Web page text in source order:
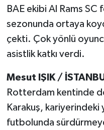
BAE ekibi Al Rams
sezonunda ortaya
çekti. Çok yönlü
asistlik katkı verdi.
Mesut IŞIK /
Rotterdam kentinde
Karakuş, kariyerindeki
futbolunda